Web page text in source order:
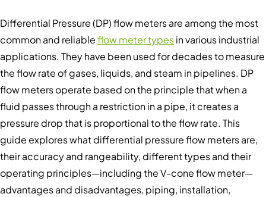
Differential Pressure (DP) flow meters are among the most
common and reliableflow meter typesin various industrial
applications. They have been used for decades to measure
the flow rate of gases, liquids, and steam in pipelines. DP
flow meters operate based on the principle that when a
fluid passes through a restriction in a pipe, it creates a
pressure drop that is proportional to the flow rate. This
guide explores what differential pressure flow meters are,
their accuracy and rangeability, different types and their
operating principles—including the V-cone flow meter—
advantages and disadvantages, piping, installation,